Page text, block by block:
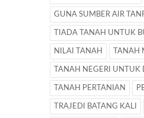
GUNA SUMBER AIR
TIADA TANAH UNTUK
NILAI TANAH TANAH
TANAH NEGERI UNTUK
TANAH PERTANIAN
TRAJEDI BATANG KALI